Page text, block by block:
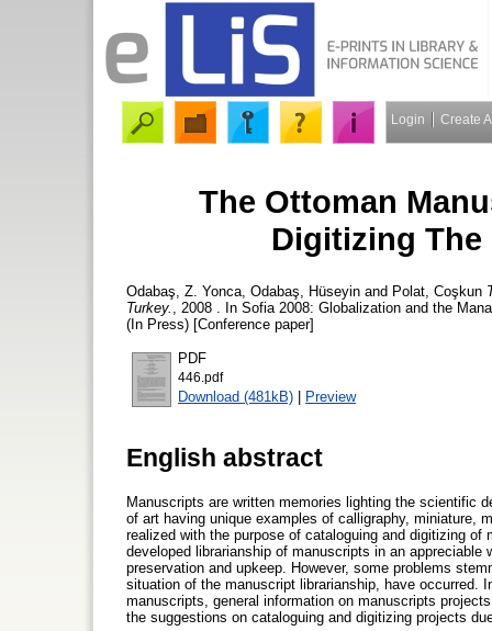
Login Create
The Ottoman
Digitizing
Odabaş, Z. Yonca Odabaş, Hüseyin and Polat, Coşkun
Turkey.
, 2008 . In Sofia 2008: Globalization and the
(In Press) [Conference paper]
PDF
446.pdf
Download (481kB) | Preview
English abstract
Manuscripts are written memories lighting the scientific
of art having unique examples of calligraphy, miniature,
realized with the purpose of cataloguing and digitizing
developed librarianship of manuscripts in an
preservation and upkeep. However, some problems
situation of the manuscript librarianship, have
manuscripts, general information on manuscripts
the suggestions on cataloguing and digitizing projects